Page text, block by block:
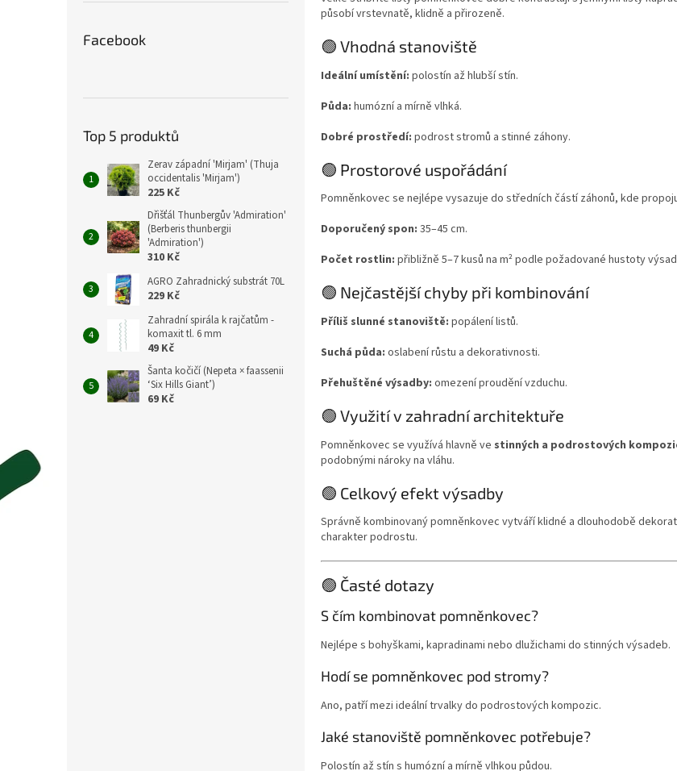
Facebook
Top 5 produktů
Zerav západní 'Mirjam' (Thuja
occidentalis 'Mirjam')
225 Kč
Dřišťál Thunbergův 'Admiration'
(Berberis thunbergii
'Admiration')
310 Kč
AGRO Zahradnický substrát 70L
229 Kč
Zahradní spirála k rajčatům -
komaxit tl. 6 mm
49 Kč
Šanta kočičí (Nepeta × faassenii
‘Six Hills Giant’)
69 Kč
působí vrstevnatě, klidně a přirozeně.
🟢 Vhodná stanoviště
Ideální umístění: polostín až hlubší stín.
Půda: humózní a mírně vlhká.
Dobré prostředí: podrost stromů a stinné záhony.
🟢 Prostorové uspořádání
Pomněnkovec se nejlépe vysazuje do středních částí záhonů, kde
Doporučený spon: 35–45 cm.
Počet rostlin: přibližně 5–7 kusů na m² podle požadované hustoty
🟢 Nejčastější chyby při kombinování
Příliš slunné stanoviště: popálení listů.
Suchá půda: oslabení růstu a dekorativnosti.
Přehuštěné výsadby: omezení proudění vzduchu.
🟢 Využití v zahradní architektuře
Pomněnkovec se využívá hlavně ve stinných a podrostových
podobnými nároky na vláhu.
🟢 Celkový efekt výsadby
Správně kombinovaný pomněnkovec vytváří klidné a dlouhodobě
charakter podrostu.
🟢 Časté dotazy
S čím kombinovat pomněnkovec?
Nejlépe s bohyškami, kapradinami nebo dlužichami do stinných výsadeb.
Hodí se pomněnkovec pod stromy?
Ano, patří mezi ideální trvalky do podrostových kompozic.
Jaké stanoviště pomněnkovec potřebuje?
Polostín až stín s humózní a mírně vlhkou půdou.